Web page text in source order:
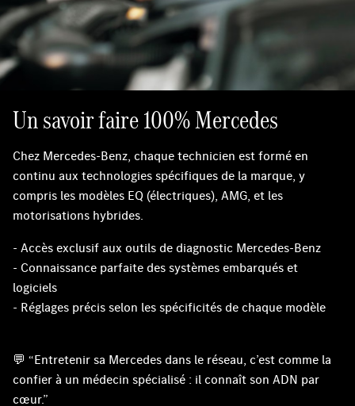
Un savoir faire 100% Mercedes
Chez Mercedes-Benz, chaque technicien est formé en
continu aux technologies spécifiques de la marque, y
compris les modèles EQ (électriques), AMG, et les
motorisations hybrides.
- Accès exclusif aux outils de diagnostic Mercedes-Benz
- Connaissance parfaite des systèmes embarqués et
logiciels
- Réglages précis selon les spécificités de chaque modèle
💬 “Entretenir sa Mercedes dans le réseau, c’est comme la
confier à un médecin spécialisé : il connaît son ADN par
cœur.”